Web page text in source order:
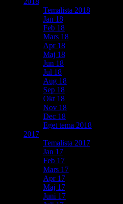
Temalista 2018
Jan 18
Feb 18
Mars 18
Apr 18
Maj 18
Jun 18
Jul 18
Aug 18
Sep 18
Okt 18
Nov 18
Dec 18
Eget tema 2018
2017
Temalista 2017
Jan 17
Feb 17
Mars 17
Apr 17
Maj 17
Juni 17